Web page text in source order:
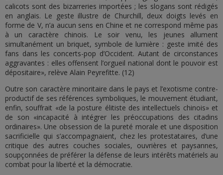
calicots sont des bizarreries importées ; les slogans sont rédigés
en anglais. Le geste illustre de Churchill, deux doigts levés en
forme de V, n’a aucun sens en Chine et ne correspond même pas
à un caractère chinois. Le soir venu, les jeunes allument
simultanément un briquet, symbole de lumière : geste imité des
fans dans les concerts-pop d’Occident. Autant de circonstances
aggravantes : elles offensent l’orgueil national dont le pouvoir est
dépositaire», relève Alain Peyrefitte. (12)
Outre son caractère minoritaire dans le pays et l’exotisme contre-
productif de ses références symboliques, le mouvement étudiant,
enfin, souffrait «de la posture élitiste des intellectuels chinois» et
de son «incapacité à intégrer les préoccupations des citadins
ordinaires». Une obsession de la pureté morale et une disposition
sacrificielle qui s’accompagnaient, chez les protestataires, d’une
critique des autres couches sociales, ouvrières et paysannes,
soupçonnées de préférer la défense de leurs intérêts matériels au
combat pour la liberté et la démocratie.